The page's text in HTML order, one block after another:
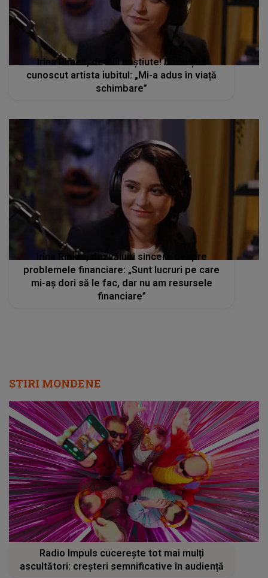
Irina Rimes, detalii neștiute! Unde și-a
cunoscut artista iubitul: „Mi-a adus în viață
schimbare”
Irina Rimes, dezvăluiri sincere despre
problemele financiare: „Sunt lucruri pe care
mi-aș dori să le fac, dar nu am resursele
financiare”
STIRI MONDENE
Radio Impuls cucerește tot mai mulți
ascultători: creșteri semnificative în audiență